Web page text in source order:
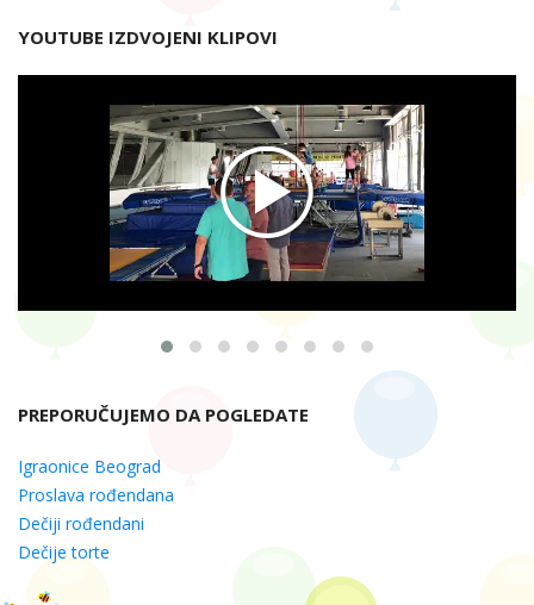
YOUTUBE IZDVOJENI KLIPOVI
PREPORUČUJEMO DA POGLEDATE
Igraonice Beograd
Proslava rođendana
Dečiji rođendani
Dečije torte